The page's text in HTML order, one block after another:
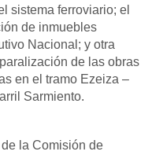
sistema ferroviario; el
de inmuebles
Nacional; y otra
de las obras
en el tramo Ezeiza –
Sarmiento.
la Comisión de